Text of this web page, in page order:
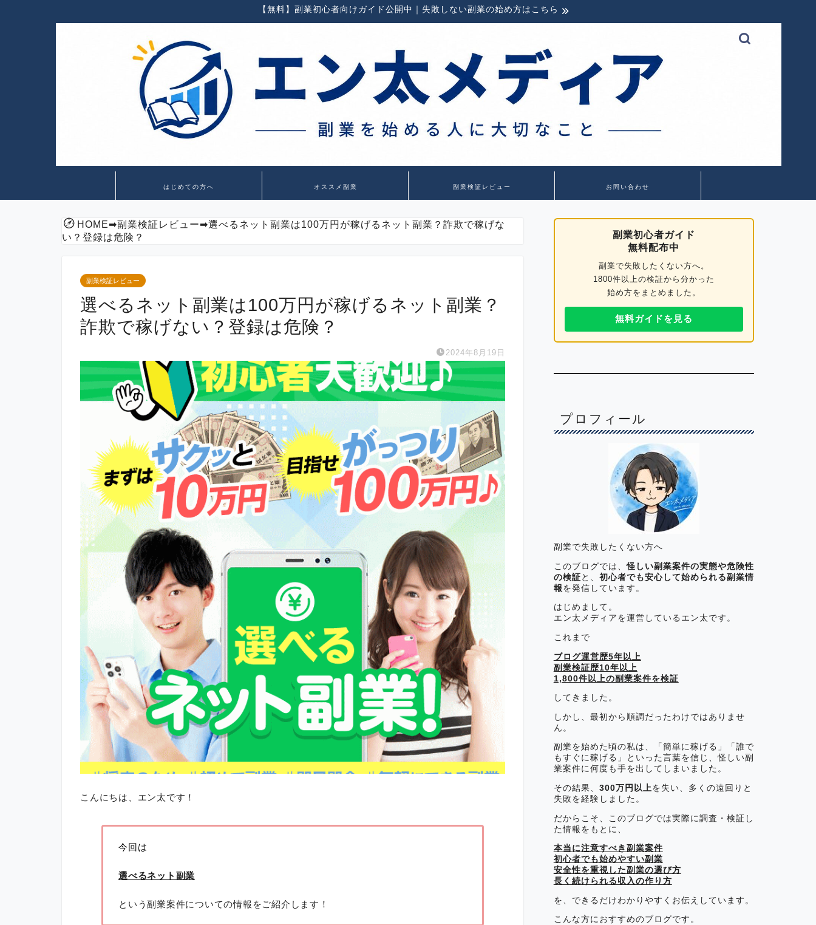
【無料】副業初心者向けガイド公開中｜失敗しない副業の始め方はこちら
はじめての方へ オススメ副業 副業検証レビュー お問い合わせ
HOME➡副業検証レビュー➡選べるネット副業は100万円が稼げるネット副業？詐欺で稼げな
い？登録は危険？
副業検証レビュー
選べるネット副業は100万円が稼げるネット副業？
詐欺で稼げない？登録は危険？
2024年8月19日
こんにちは、エン太です！
今回は
選べるネット副業
という副業案件についての情報をご紹介します！
副業初心者ガイド
無料配布中
副業で失敗したくない方へ。
1800件以上の検証から分かった
始め方をまとめました。
無料ガイドを見る
プロフィール
副業で失敗したくない方へ
このブログでは、怪しい副業案件の実態や危険性
の検証 と、 初心者でも安心して始められる副業情
報 を発信しています。
はじめまして。
エン太メディアを運営しているエン太です。
これまで
ブログ運営歴5年以上
副業検証歴10年以上
1,800件以上の副業案件を検証
してきました。
しかし、最初から順調だったわけではありませ
ん。
副業を始めた頃の私は、「簡単に稼げる」「誰で
もすぐに稼げる」といった言葉を信じ、怪しい副
業案件に何度も手を出してしまいました。
その結果、 300万円以上 を失い、多くの遠回りと
失敗を経験しました。
だからこそ、このブログでは実際に調査・検証し
た情報をもとに、
本当に注意すべき副業案件
初心者でも始めやすい副業
安全性を重視した副業の選び方
長く続けられる収入の作り方
を、できるだけわかりやすくお伝えしています。
こんな方におすすめのブログです。